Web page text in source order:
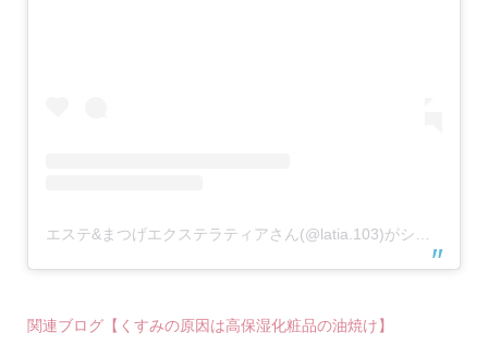
関連ブログ【くすみの原因は高保湿化粧品の油焼け】